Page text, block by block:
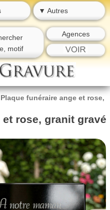
▼ Autres
motif
Agences
Plaque funéraire ange et rose,
rose, granit gravé